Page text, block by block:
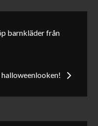
barnkläder från
halloweenlooken!